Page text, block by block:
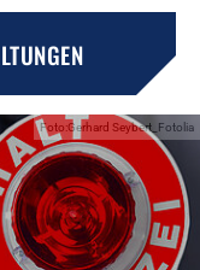
Foto:Gerhard Seybert_Fotolia